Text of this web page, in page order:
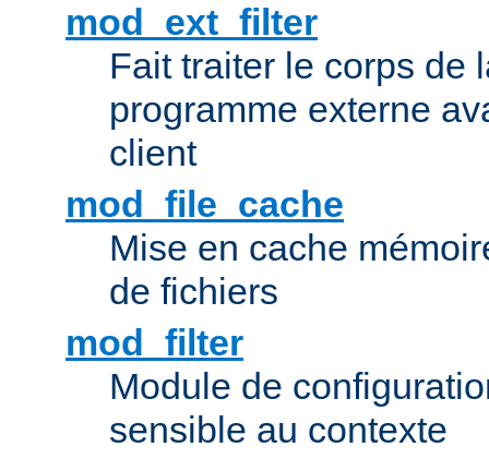
mod_ext_filter
Fait traiter le corps de
programme externe
client
mod_file_cache
Mise en cache
de fichiers
mod_filter
Module de
sensible au contexte